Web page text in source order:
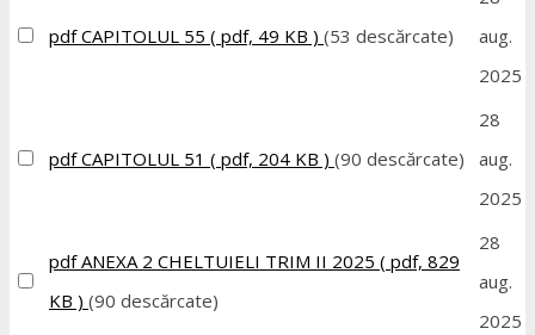
pdf CAPITOLUL 55 ( pdf, 49 KB ) (53 descărcate)
aug.
2025
pdf CAPITOLUL 51 ( pdf, 204 KB ) (90 descărcate)
28
aug.
2025
pdf ANEXA 2 CHELTUIELI TRIM II 2025 ( pdf, 829
KB ) (90 descărcate)
28
aug.
2025